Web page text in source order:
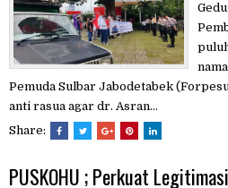
Pemuda Sulbar Jabodetabek
anti rasua agar dr. Asran...
Share:
PUSKOHU ; Perkuat